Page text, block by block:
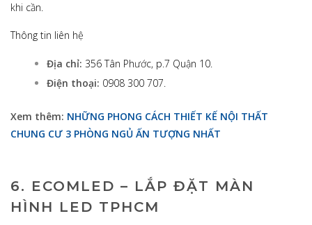
khi cần.
Thông tin liên hệ
Địa chỉ: 356 Tân Phước, p.7 Quận 10.
Điện thoại: 0908 300 707.
Xem thêm: NHỮNG PHONG CÁCH THIẾT KẾ NỘI THẤT
CHUNG CƯ 3 PHÒNG NGỦ ẤN TƯỢNG NHẤT
6. ECOMLED – LẮP ĐẶT MÀN
HÌNH LED TPHCM